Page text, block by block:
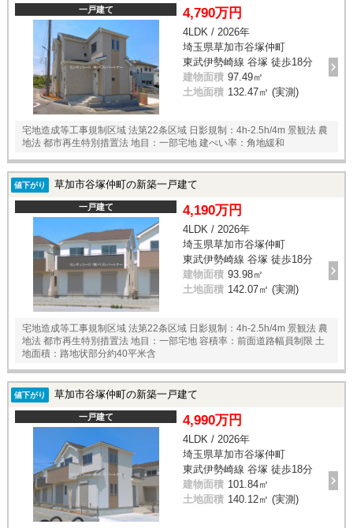
一戸建て 4,790万円
4LDK / 2026年
埼玉県草加市谷塚仲町
東武伊勢崎線 谷塚 徒歩18分
建物面積 97.49㎡
土地面積 132.47㎡ (実測)
宅地造成等工事規制区域 法第22条区域 日影規制：4h-2.5h/4m 景観法 農
地法 都市再生特別措置法 地目：一部宅地 建ぺい率：角地緩和
値下がり 草加市谷塚仲町の新築一戸建て
一戸建て 4,190万円
4LDK / 2026年
埼玉県草加市谷塚仲町
東武伊勢崎線 谷塚 徒歩18分
建物面積 93.98㎡
土地面積 142.07㎡ (実測)
宅地造成等工事規制区域 法第22条区域 日影規制：4h-2.5h/4m 景観法 農
地法 都市再生特別措置法 地目：一部宅地 容積率：前面道路幅員制限 土
地面積：路地状部分約40平米含
値下がり 草加市谷塚仲町の新築一戸建て
一戸建て 4,990万円
4LDK / 2026年
埼玉県草加市谷塚仲町
東武伊勢崎線 谷塚 徒歩18分
建物面積 101.84㎡
土地面積 140.12㎡ (実測)